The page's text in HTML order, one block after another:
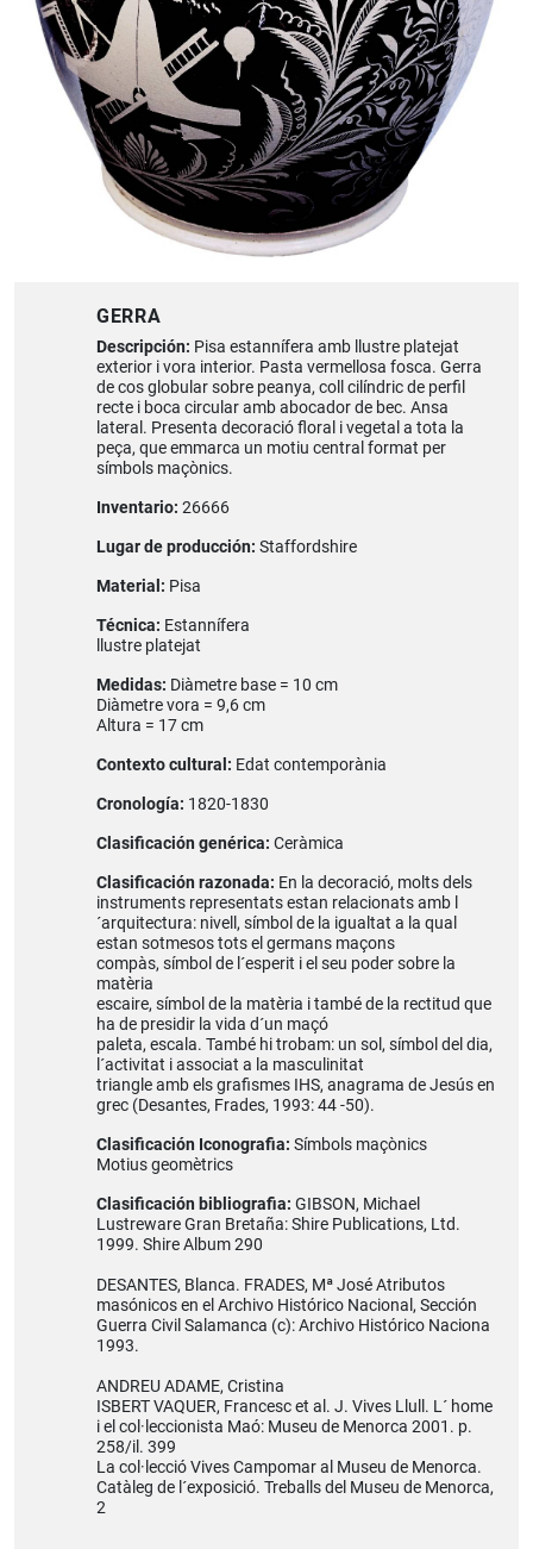
GERRA
Descripción: Pisa estannífera amb llustre platejat
exterior i vora interior. Pasta vermellosa fosca. Gerra
de cos globular sobre peanya, coll cilíndric de perfil
recte i boca circular amb abocador de bec. Ansa
lateral. Presenta decoració floral i vegetal a tota la
peça, que emmarca un motiu central format per
símbols maçònics.
Inventario: 26666
Lugar de producción: Staffordshire
Material: Pisa
Técnica: Estannífera
llustre platejat
Medidas: Diàmetre base = 10 cm
Diàmetre vora = 9,6 cm
Altura = 17 cm
Contexto cultural: Edat contemporània
Cronología: 1820-1830
Clasificación genérica: Ceràmica
Clasificación razonada: En la decoració, molts dels
instruments representats estan relacionats amb l
´arquitectura: nivell, símbol de la igualtat a la qual
estan sotmesos tots el germans maçons
compàs, símbol de l´esperit i el seu poder sobre la
matèria
escaire, símbol de la matèria i també de la rectitud que
ha de presidir la vida d´un maçó
paleta, escala. També hi trobam: un sol, símbol del dia,
l´activitat i associat a la masculinitat
triangle amb els grafismes IHS, anagrama de Jesús en
grec (Desantes, Frades, 1993: 44 -50).
Clasificación Iconografia: Símbols maçònics
Motius geomètrics
Clasificación bibliografia: GIBSON, Michael
Lustreware Gran Bretaña: Shire Publications, Ltd.
1999. Shire Album 290
DESANTES, Blanca. FRADES, Mª José Atributos
masónicos en el Archivo Histórico Nacional, Sección
Guerra Civil Salamanca (c): Archivo Histórico Naciona
1993.
ANDREU ADAME, Cristina
ISBERT VAQUER, Francesc et al. J. Vives Llull. L´ home
i el col·leccionista Maó: Museu de Menorca 2001. p.
258/il. 399
La col·lecció Vives Campomar al Museu de Menorca.
Catàleg de l´exposició. Treballs del Museu de Menorca,
2